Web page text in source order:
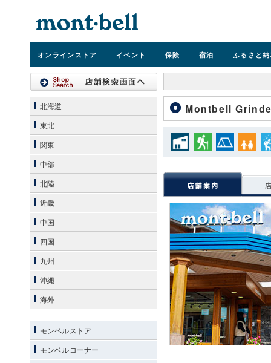
オンラインストア イベント 保険 宿泊 ふるさと
Montbell
北海道
東北
関東
中部
北陸
近畿
中国
四国
九州
沖縄
海外
モンベルストア
モンベルコーナー